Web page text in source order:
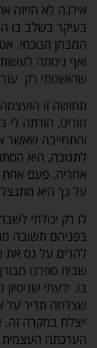
אילנה לא הזיזה
בעיקר בשלב בו
המבחן הנוכחי.
ואף ניסתה
שהושטתי רק
תחושה זו
מורים, הודתה לי
והתחייבה שאשר
לתגובה, היא
אחריה. פעם אחת
על כך היא
לו רק יכולתי
בפניהם תשובה
להרים על נס את
שבית ספרנו
בו. ידעתי
שצלחה תדיר על
ייצלח במקרה זה.
הערכתה העצמית